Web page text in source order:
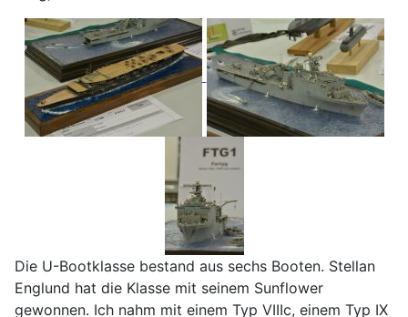
Die U-Bootklasse bestand aus sechs Booten. Stellan
Englund hat die Klasse mit seinem Sunflower
gewonnen. Ich nahm mit einem Typ VIIIc, einem Typ IX